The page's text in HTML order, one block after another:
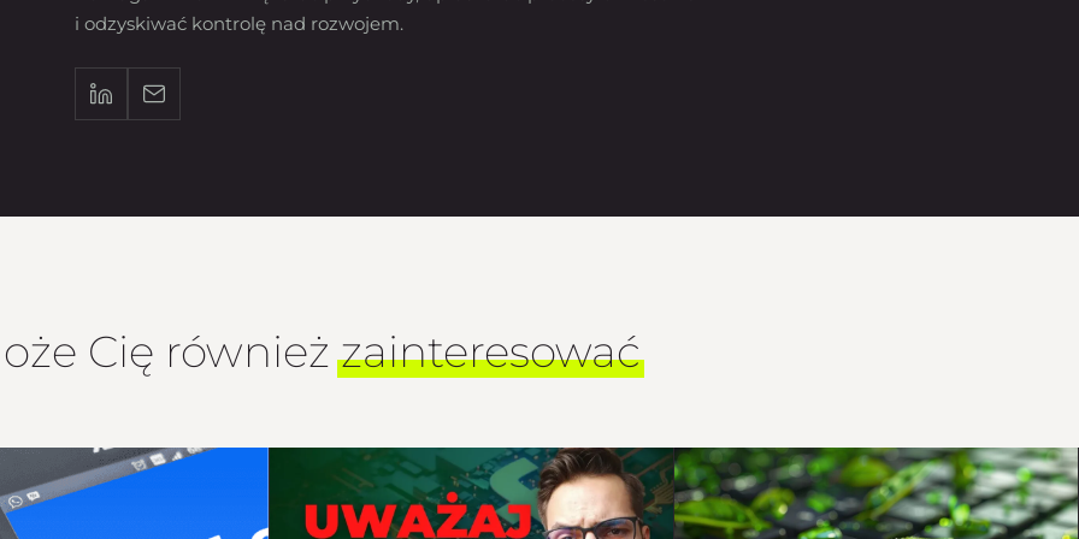
i odzyskiwać kontrolę nad rozwojem.
Cię równieżzainteresować